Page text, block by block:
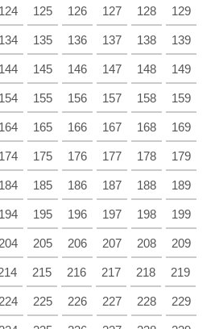
124 125 126 127 128 129
134 135 136 137 138 139
144 145 146 147 148 149
154 155 156 157 158 159
164 165 166 167 168 169
174 175 176 177 178 179
184 185 186 187 188 189
194 195 196 197 198 199
204 205 206 207 208 209
215 216 217 218 219
224 225 226 227 228 229